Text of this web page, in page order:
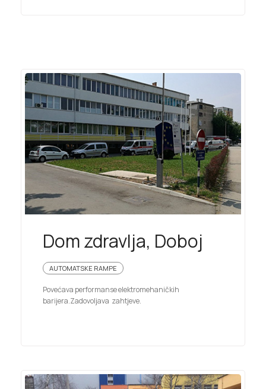
Dom zdravlja, Doboj
AUTOMATSKE RAMPE
Povećava performanse elektromehaničkih
barijera.Zadovoljava zahtjeve.